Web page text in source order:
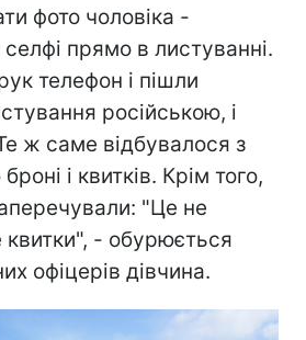
фото чоловіка -
прямо в листуванні.
телефон і пішли
російською, і
ж саме відбувалося з
і квитків. Крім того,
"Це не
- обурюється
офіцерів дівчина.